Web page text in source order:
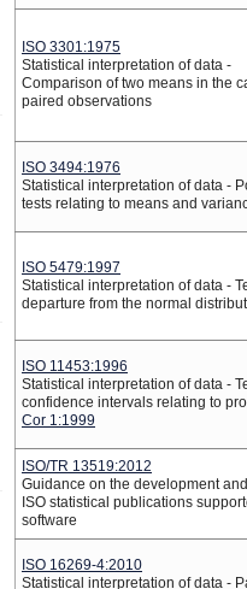
ISO 3301:1975
Statistical interpretation of data -
Comparison of two means in the
paired observations
ISO 3494:1976
Statistical interpretation of data -
tests relating to means and
ISO 5479:1997
Statistical interpretation of data -
departure from the normal
ISO 11453:1996
Statistical interpretation of data -
confidence intervals relating to
Cor 1:1999
ISO/TR 13519:2012
Guidance on the development
ISO statistical publications
software
ISO 16269-4:2010
Statistical interpretation of data -